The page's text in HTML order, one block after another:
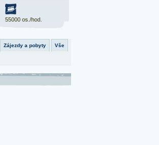
55000 os./hod.
Zájezdy a pobyty Vše